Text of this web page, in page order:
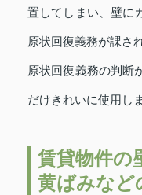
置してしまい、壁に
原状回復義務が課さ
原状回復義務の判断
だけきれいに使用し
賃貸物件の
黄ばみなど